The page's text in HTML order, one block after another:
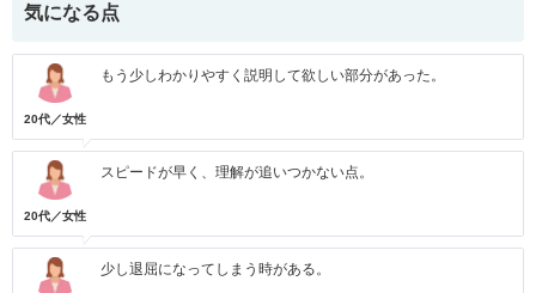
気になる点
20代／女性
もう少しわかりやすく説明して欲しい部分があった。
20代／女性
スピードが早く、理解が追いつかない点。
少し退屈になってしまう時がある。